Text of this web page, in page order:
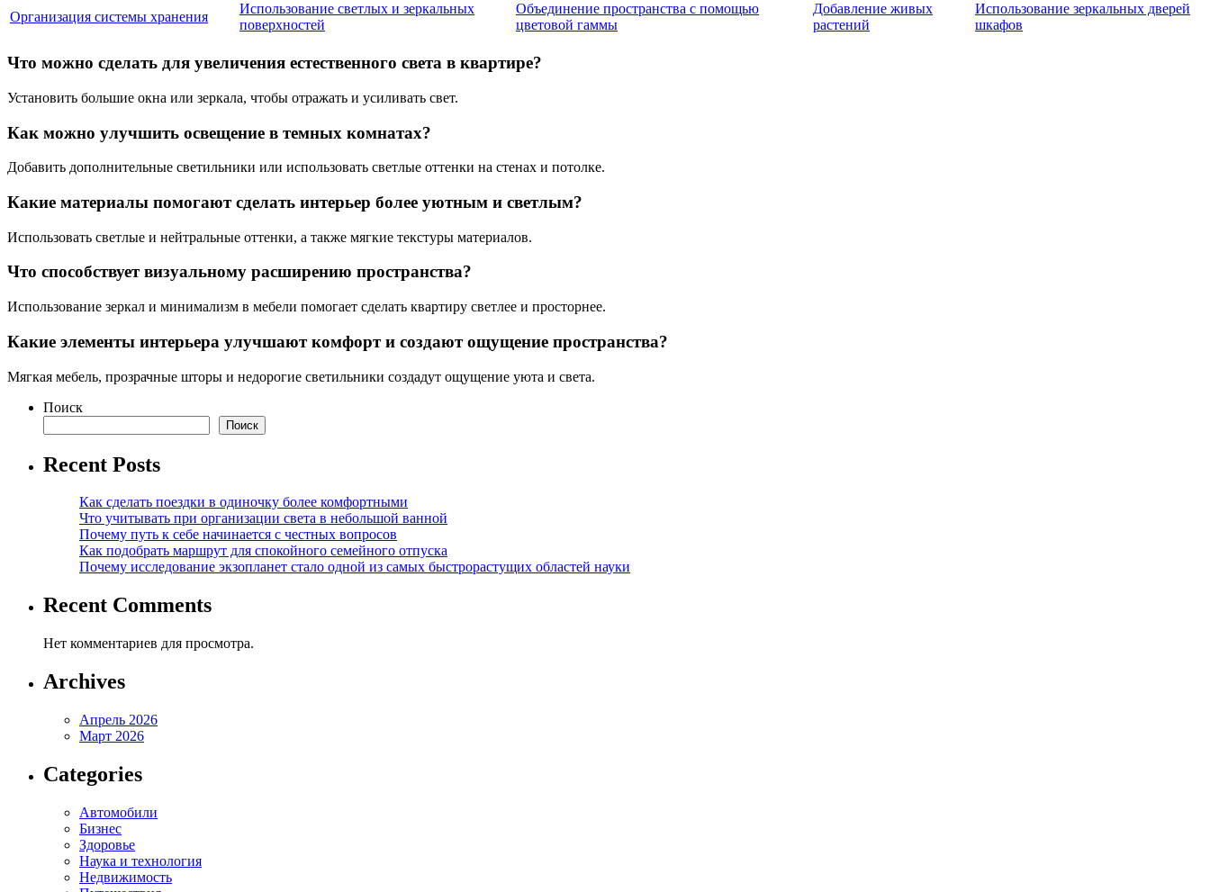
Организация системы хранения
Использование светлых и зеркальных
поверхностей
Объединение пространства с помощью
цветовой гаммы
Добавление живых
растений
Использование зеркальных дверей
шкафов
Что можно сделать для увеличения естественного света в квартире?
Установить большие окна или зеркала, чтобы отражать и усиливать свет.
Как можно улучшить освещение в темных комнатах?
Добавить дополнительные светильники или использовать светлые оттенки на стенах и потолке.
Какие материалы помогают сделать интерьер более уютным и светлым?
Использовать светлые и нейтральные оттенки, а также мягкие текстуры материалов.
Что способствует визуальному расширению пространства?
Использование зеркал и минимализм в мебели помогает сделать квартиру светлее и просторнее.
Какие элементы интерьера улучшают комфорт и создают ощущение пространства?
Мягкая мебель, прозрачные шторы и недорогие светильники создадут ощущение уюта и света.
Поиск
Поиск
Recent Posts
Как сделать поездки в одиночку более комфортными
Что учитывать при организации света в небольшой ванной
Почему путь к себе начинается с честных вопросов
Как подобрать маршрут для спокойного семейного отпуска
Почему исследование экзопланет стало одной из самых быстрорастущих областей науки
Recent Comments
Нет комментариев для просмотра.
Archives
Апрель 2026
Март 2026
Categories
Автомобили
Бизнес
Здоровье
Наука и технология
Недвижимость